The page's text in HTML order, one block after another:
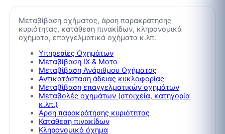
Μεταβίβαση οχήματος, άρση παρακράτησης
κυριότητας, κατάθεση πινακίδων, κληρονομικά
οχήματα, επαγγελματικά οχήματα κ.λπ.
Υπηρεσίες Οχημάτων
Μεταβίβαση ΙΧ & Μοτο
Μεταβίβαση Ανάριθμου Οχήματος
Αντικατάσταση άδειας κυκλοφορίας
Μεταβίβαση επαγγελματικών οχημάτων
Μεταβολές οχημάτων (στοιχεία, κατηγορία
κ.λπ.)
Άρση παρακράτησης κυριότητας
Κατάθεση πινακίδων
Κληρονομικό όχημα